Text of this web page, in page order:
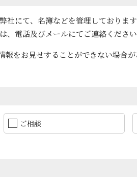
にて、名簿などを管理しておりま
電話及びメールにてご連絡ください
をお見せすることができない場合が
ご相談